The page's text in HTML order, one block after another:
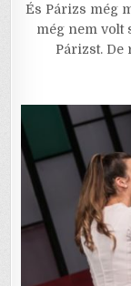
És Párizs még
még nem volt
Párizst. De